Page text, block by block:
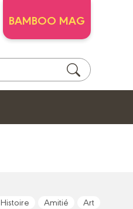
BAMBOO MAG
Histoire Amitié
Art